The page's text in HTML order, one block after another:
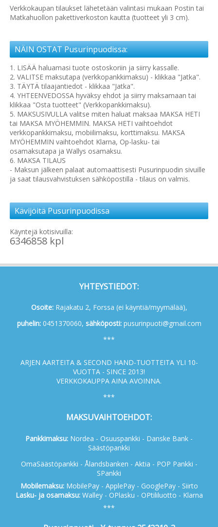
Verkkokaupan tilaukset lähetetään valintasi mukaan Postin tai
Matkahuollon pakettiverkoston kautta (tuotteet yli 3 cm).
NÄIN OSTAT Pusurinpuodissa:
1. LISÄÄ haluamasi tuote ostoskoriin ja siirry kassalle.
2. VALITSE maksutapa (verkkopankkimaksu) - klikkaa "Jatka".
3. TÄYTÄ tilaajantiedot - klikkaa "Jatka".
4. YHTEENVEDOSSA hyväksy ehdot ja siirry maksamaan tai
klikkaa "Osta tuotteet" (Verkkopankkimaksu).
5. MAKSUSIVULLA valitse miten haluat maksaa MAKSA HETI
tai MAKSA MYÖHEMMIN. MAKSA HETI vaihtoehdot
verkkopankkimaksu, mobiilimaksu, korttimaksu. MAKSA
MYÖHEMMIN vaihtoehdot Klarna, Op-lasku- tai
osamaksutapa ja Wallys osamaksu.
6. MAKSA TILAUS
- Maksun jälkeen palaat automaattisesti Pusurinpuodin sivuille
ja saat tilausvahvistuksen sähköpostilla - tilaus on valmis.
Kävijöitä Pusurinpuodissa
Käyntejä kotisivuilla:
6346858 kpl
YHTEYSTIEDOT:
Osoite:Rajakatu 2, Forssa (ei käyntiä/myymälää),
puhelin:0451370060, sähköposti:pusurinpuoti@gmail.com
***
ARJEN AARTEITA & SECOND HAND-TUOTTEITA YLI 10-
VUOTTA - SINCE 2013!
VERKKOKAUPPA AINA AVOINNA.
***
MAKSUVAIHTOEHDOT:
Pankkimaksu: Nordea - Osuuspankki - Danske Bank -
Säästöpankki
OmaSäästöpankki - Ålandsbanken - Aktia - POP Pankki -
SPankki
Mobilemaksu:MobilePay - ApplePay - GooglePay - Siirto
Lasku- ja osamaksu:Walley - OPlasku - OPtililuotto - Klarna
***